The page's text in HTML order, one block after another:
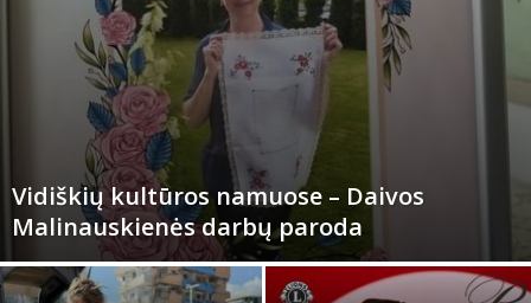
Vidiškių kultūros namuose – Daivos
Malinauskienės darbų paroda